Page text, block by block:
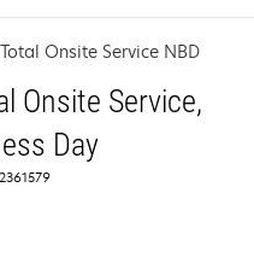
Onsite Service NBD
Onsite Service,
Day